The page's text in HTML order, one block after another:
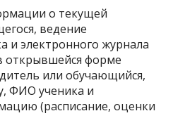
о текущей
ведение
и электронного журнала
открывшейся форме
или обучающийся,
ФИО ученика и
(расписание, оценки